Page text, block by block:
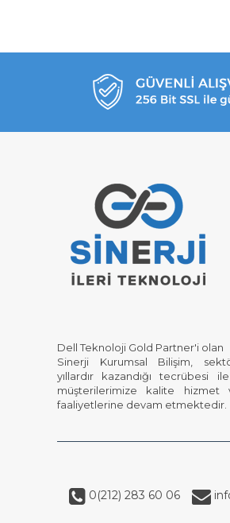
Dell Teknoloji Gold Partner'i olan
Sinerji Kurumsal Bilişim,
yıllardır kazandığı tecrübesi
müşterilerimize kalite hizmet
faaliyetlerine devam etmektedir.
0(212) 283 60 06